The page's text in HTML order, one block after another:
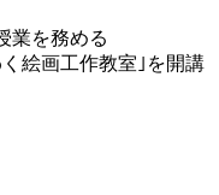
業を務める
絵画工作教室｣を開講